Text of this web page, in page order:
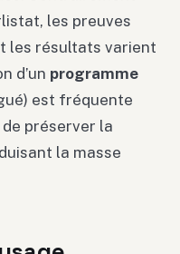
les preuves
les résultats varient
d’un programme
est fréquente
préserver la
la masse